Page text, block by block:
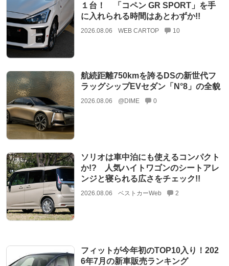
１台！ 「コペン GR SPORT」を手
に入れられる時間はあとわずか!!
2026.08.06 WEB CARTOP 10
航続距離750kmを誇るDSの新世代フ
ラッグシップEVセダン「N°8」の全貌
2026.08.06 @DIME 0
ソリオは車中泊にも使えるコンパクト
か!? 人気ハイトワゴンのシートアレ
ンジと寝られる広さをチェック!!
2026.08.06 ベストカーWeb 2
フィットが今年初のTOP10入り！202
6年7月の新車販売ランキング